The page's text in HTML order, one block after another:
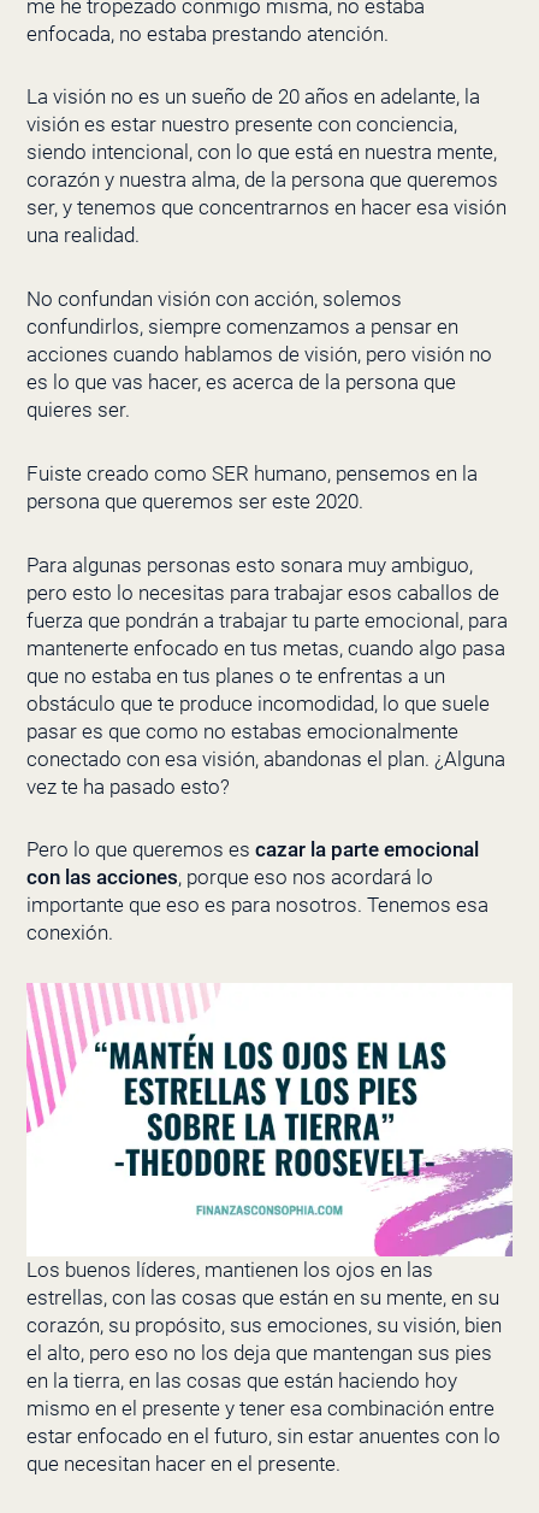
me he tropezado conmigo misma, no estaba
enfocada, no estaba prestando atención.
La visión no es un sueño de 20 años en adelante, la
visión es estar nuestro presente con conciencia,
siendo intencional, con lo que está en nuestra mente,
corazón y nuestra alma, de la persona que queremos
ser, y tenemos que concentrarnos en hacer esa visión
una realidad.
No confundan visión con acción, solemos
confundirlos, siempre comenzamos a pensar en
acciones cuando hablamos de visión, pero visión no
es lo que vas hacer, es acerca de la persona que
quieres ser.
Fuiste creado como SER humano, pensemos en la
persona que queremos ser este 2020.
Para algunas personas esto sonara muy ambiguo,
pero esto lo necesitas para trabajar esos caballos de
fuerza que pondrán a trabajar tu parte emocional, para
mantenerte enfocado en tus metas, cuando algo pasa
que no estaba en tus planes o te enfrentas a un
obstáculo que te produce incomodidad, lo que suele
pasar es que como no estabas emocionalmente
conectado con esa visión, abandonas el plan. ¿Alguna
vez te ha pasado esto?
Pero lo que queremos es cazar la parte emocional
con las acciones, porque eso nos acordará lo
importante que eso es para nosotros. Tenemos esa
conexión.
Los buenos líderes, mantienen los ojos en las
estrellas, con las cosas que están en su mente, en su
corazón, su propósito, sus emociones, su visión, bien
el alto, pero eso no los deja que mantengan sus pies
en la tierra, en las cosas que están haciendo hoy
mismo en el presente y tener esa combinación entre
estar enfocado en el futuro, sin estar anuentes con lo
que necesitan hacer en el presente.